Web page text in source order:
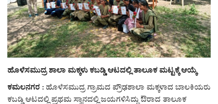
ರಾಜಕೀಯ
ಸುದ್ದಿ
e-paper (ಇ–ಪೇಪರ್‌)
ಪುಸ್ತಕ ಪರಿಚಯ
ಹೊಳೆಸಮುದ್ರ ಶಾಲಾ ಮಕ್ಕಳು ಕಬಡ್ಡಿ ಆಟದಲ್ಲಿ ತಾಲೂಕ ಮಟ್ಟಕ್ಕೆ ಆಯ್ಕೆ
ಕಮಲನಗರ : ಹೊಳೆಸಮುದ್ರ ಗ್ರಾಮದ ಪ್ರೌಢಶಾಲಾ ಮಕ್ಕಳಾದ ಬಾಲಕಿಯರು
ಕಬಡ್ಡಿ ಆಟದಲ್ಲಿ ಪ್ರಥಮ ಸ್ಥಾನದಲ್ಲಿ ಜಯಗಳಿಸಿದ್ದು ಔರಾದ ತಾಲೂಕ